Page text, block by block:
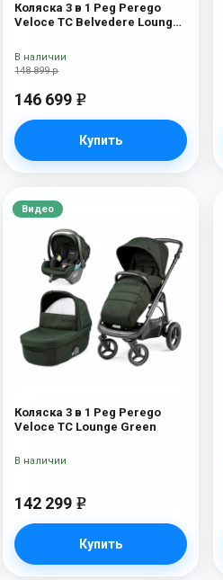
Коляска 3 в 1 Peg Perego
Veloce TC Belvedere Lounge
148 899 р
146 699 e
Купить
В наличии
Видео
Коляска 3 в 1 Peg Perego
Veloce TC Lounge Green
142 299 e
Купить
В наличии